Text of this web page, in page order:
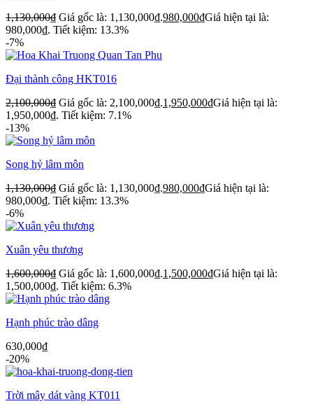
1,130,000₫ Giá gốc là: 1,130,000₫.980,000₫Giá hiện tại là:
980,000₫. Tiết kiệm: 13.3%
-7%
Đại thành công HKT016
2,100,000₫ Giá gốc là: 2,100,000₫.1,950,000₫Giá hiện tại là:
1,950,000₫. Tiết kiệm: 7.1%
-13%
Song hỷ lâm môn
1,130,000₫ Giá gốc là: 1,130,000₫.980,000₫Giá hiện tại là:
980,000₫. Tiết kiệm: 13.3%
-6%
Xuân yêu thương
1,600,000₫ Giá gốc là: 1,600,000₫.1,500,000₫Giá hiện tại là:
1,500,000₫. Tiết kiệm: 6.3%
Hạnh phúc trào dâng
630,000₫
-20%
Trời mây dát vàng KT011